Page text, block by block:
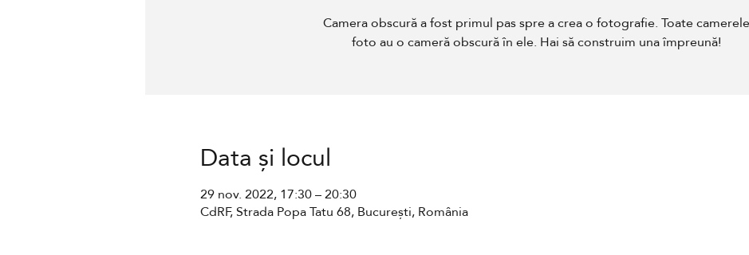
Camera obscură a fost primul pas spre a crea o fotografie. Toate camerele
foto au o cameră obscură în ele. Hai să construim una împreună!
Data și locul
29 nov. 2022, 17:30 – 20:30
CdRF, Strada Popa Tatu 68, București, România